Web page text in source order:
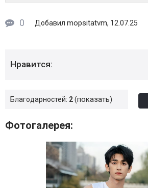
0 Добавил mopsitatvm, 12.07.25
Нравится:
Благодарностей: 2 показать
Фотогалерея: